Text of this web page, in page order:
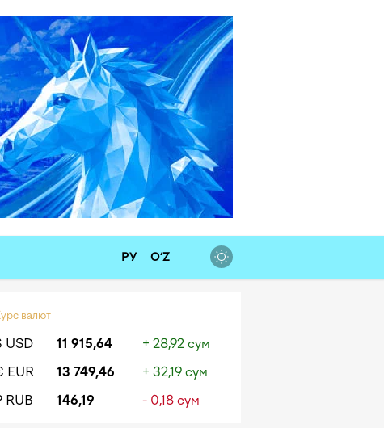
РУ O‘Z
валют
USD 11 915,64
+ 28,92 сум
EUR
13 749,46
+ 32,19 сум
RUB
146,19 - 0,18 сум